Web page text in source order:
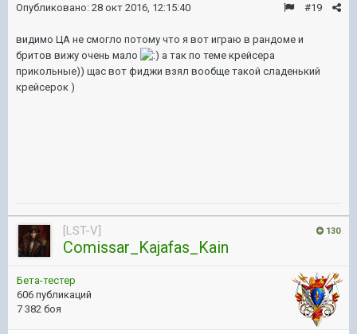
#19
Опубликовано: 28 окт 2016, 12:15:40
видимо ЦА не смогло потому что я вот играю в рандоме и
бритов вижу очень мало
а так по теме крейсера
прикольные)) щас вот фиджи взял вообще такой сладенький
крейсерок )
130
[LST-V]
Comissar_Kajafas_Kain
Бета-тестер
606 публикаций
7 382 боя